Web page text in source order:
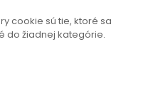
cookie sú tie, ktoré sa
do žiadnej kategórie.